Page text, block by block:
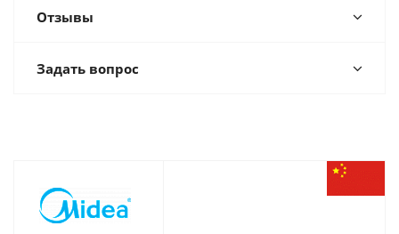
Отзывы
Задать вопрос